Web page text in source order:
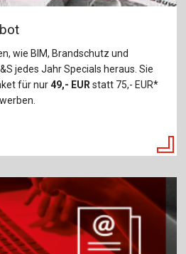
wie BIM, Brandschutz und
jedes Jahr Specials heraus. Sie
für nur49,- EUR statt 75,- EUR*